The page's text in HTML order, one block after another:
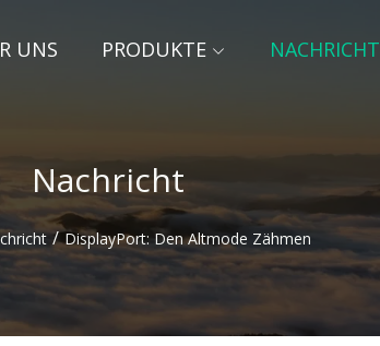
UNS PRODUKTE NACHRICHT
Nachricht
/ DisplayPort: Den Altmode Zähmen